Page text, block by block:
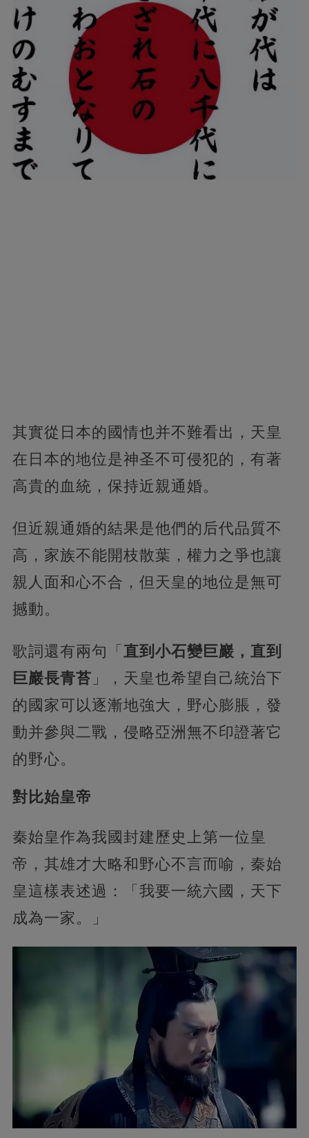
其實從日本的國情也并不難看出，天皇
在日本的地位是神圣不可侵犯的，有著
高貴的血統，保持近親通婚。
但近親通婚的結果是他們的后代品質不
高，家族不能開枝散葉，權力之爭也讓
親人面和心不合，但天皇的地位是無可
撼動。
歌詞還有兩句「 直到小石變巨巖，直到
巨巖長青苔 」，天皇也希望自己統治下
的國家可以逐漸地強大，野心膨脹，發
動并參與二戰，侵略亞洲無不印證著它
的野心。
對比始皇帝
秦始皇作為我國封建歷史上第一位皇
帝，其雄才大略和野心不言而喻，秦始
皇這樣表述過：「我要一統六國，天下
成為一家。」